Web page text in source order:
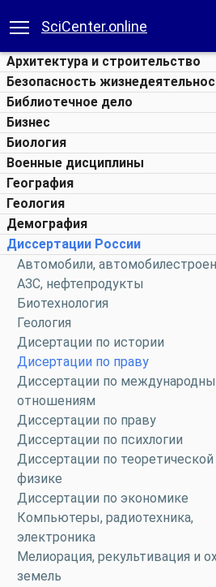
SciCenter.online
Архитектура и строительство
Безопасность
Библиотечное дело
Бизнес
Биология
Военные дисциплины
География
Геология
Демография
Диссертации России
Автомобили,
АЗС, нефтепродукты
Биотехнология
Геология
Дисертации по истории
Дисертации по праву
Диссертации по
отношениям
Диссертации по праву
Диссертации по психлогии
Диссертации по теоретической
физике
Диссертации по экономике
Компьютеры, радиотехника,
электроника
Мелиорация, рекультивация и
земель